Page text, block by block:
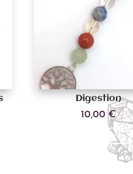
Digestion
10,00 €
Ajouter au panier